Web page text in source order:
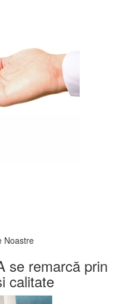
Noastre
se remarcă prin
calitate